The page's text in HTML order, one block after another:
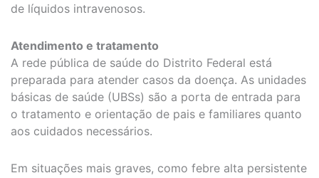
de líquidos intravenosos.
Atendimento e tratamento
A rede pública de saúde do Distrito Federal está
preparada para atender casos da doença. As unidades
básicas de saúde (UBSs) são a porta de entrada para
o tratamento e orientação de pais e familiares quanto
aos cuidados necessários.
Em situações mais graves, como febre alta persistente